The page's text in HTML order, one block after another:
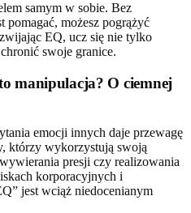
samym w sobie. Bez
pomagać, możesz pogrążyć
EQ, ucz się nie tylko
swoje granice.
manipulacja? O ciemnej
emocji innych daje przewagę
którzy wykorzystują swoją
presji czy realizowania
korporacyjnych i
jest wciąż niedocenianym